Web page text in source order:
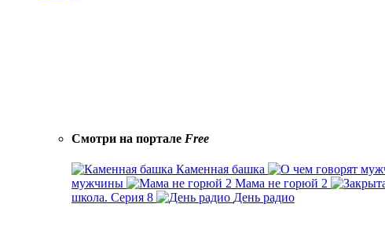
Смотри на портале Free
Каменная башка
мужчины
Мама не горюй 2
школа. Серия 8
День радио